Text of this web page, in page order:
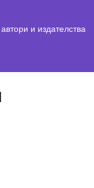
и издателства